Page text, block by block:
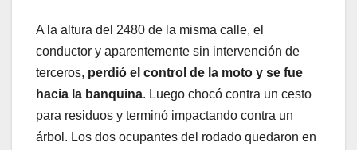
A la altura del 2480 de la misma calle, el
conductor y aparentemente sin intervención de
terceros, perdió el control de la moto y se fue
hacia la banquina. Luego chocó contra un cesto
para residuos y terminó impactando contra un
árbol. Los dos ocupantes del rodado quedaron en